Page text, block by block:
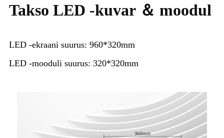
Takso LED -kuvar ＆ moodul
LED -ekraani suurus: 960*320mm
LED -mooduli suurus: 320*320mm